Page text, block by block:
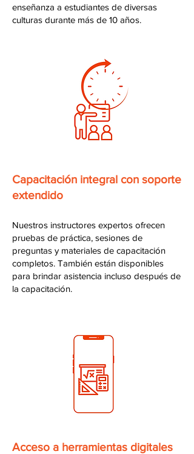
enseñanza a estudiantes de diversas
culturas durante más de 10 años.
Capacitación integral con soporte
extendido
Nuestros instructores expertos ofrecen
pruebas de práctica, sesiones de
preguntas y materiales de capacitación
completos. También están disponibles
para brindar asistencia incluso después de
la capacitación.
Acceso a herramientas digitales